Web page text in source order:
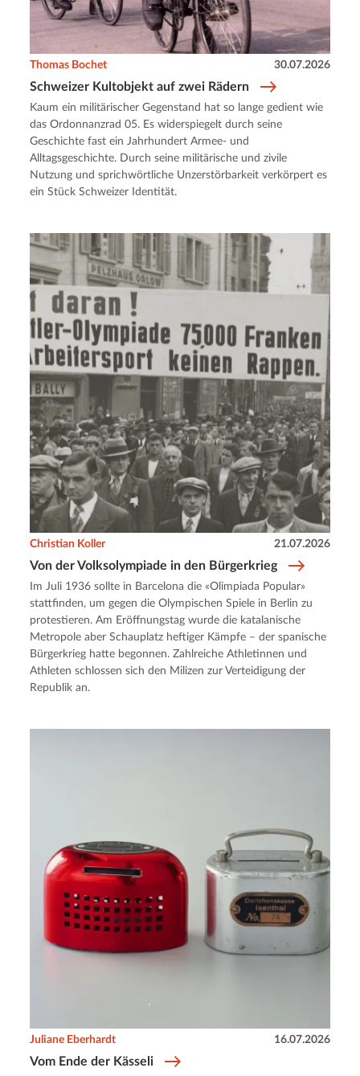
Schweizer Kultobjekt auf zwei Rädern
Thomas Bochet 30.07.2026
Kaum ein militärischer Gegenstand hat so lange gedient wie
das Ordonnanzrad 05. Es widerspiegelt durch seine
Geschichte fast ein Jahrhundert Armee- und
Alltagsgeschichte. Durch seine militärische und zivile
Nutzung und sprichwörtliche Unzerstörbarkeit verkörpert es
ein Stück Schweizer Identität.
Von der Volksolympiade in den Bürgerkrieg
Christian Koller 21.07.2026
Im Juli 1936 sollte in Barcelona die «Olimpiada Popular»
stattfinden, um gegen die Olympischen Spiele in Berlin zu
protestieren. Am Eröffnungstag wurde die katalanische
Metropole aber Schauplatz heftiger Kämpfe – der spanische
Bürgerkrieg hatte begonnen. Zahlreiche Athletinnen und
Athleten schlossen sich den Milizen zur Verteidigung der
Republik an.
Vom Ende der Kässeli
Juliane Eberhardt 16.07.2026